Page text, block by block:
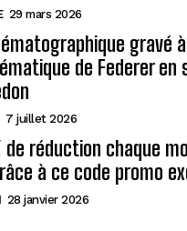
29 mars 2026
gravé
de Federer en
7 juillet 2026
réduction chaque
à ce code promo
28 janvier 2026